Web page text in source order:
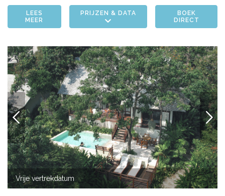
LEES
MEER
PRIJZEN & DATA
BOEK
DIRECT
VORIGE
Vrije vertrekdatum